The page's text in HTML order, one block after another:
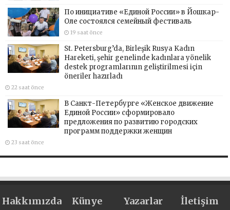
По инициативе «Единой России» в Йошкар-
Оле состоялся семейный фестиваль
19 saat önce
St. Petersburg’da, Birleşik Rusya Kadın
Hareketi, şehir genelinde kadınlara yönelik
destek programlarının geliştirilmesi için
öneriler hazırladı
22 saat önce
В Санкт-Петербурге «Женское движение
Единой России» сформировало
предложения по развитию городских
программ поддержки женщин
23 saat önce
Hakkımızda Künye Yazarlar İletişim